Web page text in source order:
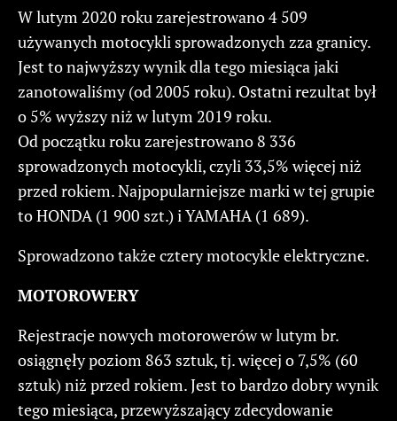
W lutym 2020 roku zarejestrowano 4 509
używanych motocykli sprowadzonych zza granicy.
Jest to najwyższy wynik dla tego miesiąca jaki
zanotowaliśmy (od 2005 roku). Ostatni rezultat był
o 5% wyższy niż w lutym 2019 roku.
Od początku roku zarejestrowano 8 336
sprowadzonych motocykli, czyli 33,5% więcej niż
przed rokiem. Najpopularniejsze marki w tej grupie
to HONDA (1 900 szt.) i YAMAHA (1 689).
Sprowadzono także cztery motocykle elektryczne.
MOTOROWERY
Rejestracje nowych motorowerów w lutym br.
osiągnęły poziom 863 sztuk, tj. więcej o 7,5% (60
sztuk) niż przed rokiem. Jest to bardzo dobry wynik
tego miesiąca, przewyższający zdecydowanie